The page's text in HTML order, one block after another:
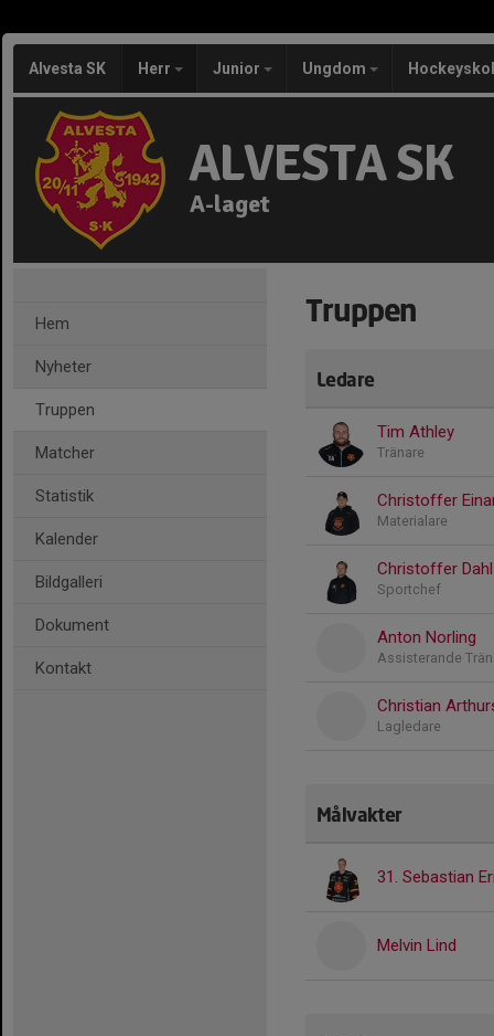
Alvesta SK Herr Junior Ungdom
ALVESTA SK
A-laget
Hem
Nyheter
Truppen
Matcher
Statistik
Kalender
Bildgalleri
Dokument
Kontakt
Truppen
Ledare
Tim Athley
Tränare
Christoffer
Materialare
Christoffer Dahl
Sportchef
Anton Norling
Assisterande
Christian
Lagledare
Målvakter
31. Sebastian
Melvin Lind